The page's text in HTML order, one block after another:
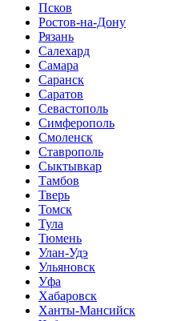
Псков
Ростов-на-Дону
Рязань
Салехард
Самара
Саранск
Саратов
Севастополь
Симферополь
Смоленск
Ставрополь
Сыктывкар
Тамбов
Тверь
Томск
Тула
Тюмень
Улан-Удэ
Ульяновск
Уфа
Хабаровск
Ханты-Мансийск